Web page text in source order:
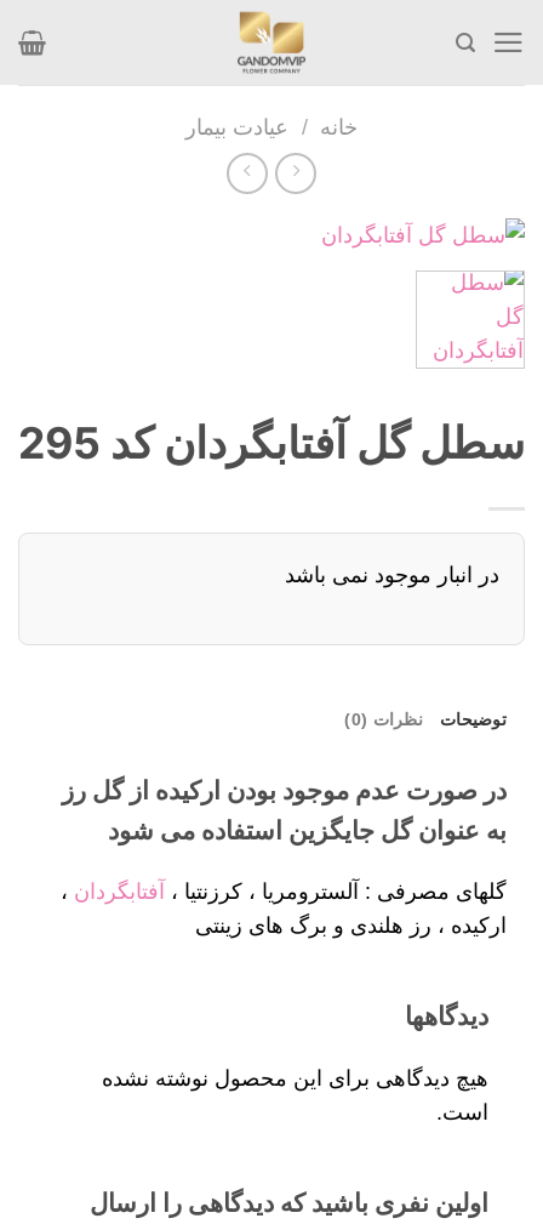
content
خانه / عیادت بیمار
سطل گل آفتابگردان کد 295
در انبار موجود نمی باشد
توضیحات نظرات (0)
در صورت عدم موجود بودن ارکیده از گل رز
به عنوان گل جایگزین استفاده می شود
گلهای مصرفی : آلسترومریا ، کرزنتیا ، آفتابگردان ،
ارکیده ، رز هلندی و برگ های زینتی
دیدگاهها
هیچ دیدگاهی برای این محصول نوشته نشده
است.
اولین نفری باشید که دیدگاهی را ارسال